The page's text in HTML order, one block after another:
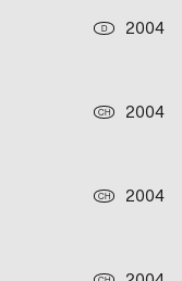
D
2004
CH
2004
CH
2004